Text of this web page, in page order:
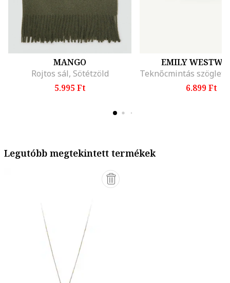
MANGO
Rojtos sál, Sötétzöld
5.995 Ft
EMILY
6.899 Ft
Legutóbb megtekintett termékek